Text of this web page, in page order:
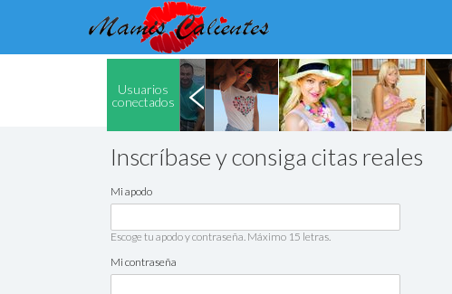
Usuarios
conectados
Inscríbase y consiga citas reales
Mi apodo
Escoge tu apodo y contraseña. Máximo 15 letras.
Mi contraseña